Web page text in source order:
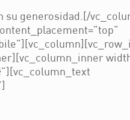
su generosidad. [/